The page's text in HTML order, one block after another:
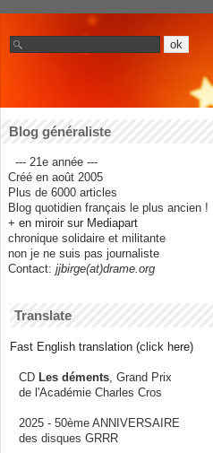
Blog généraliste
--- 21e année ---
Créé en août 2005
Plus de 6000 articles
Blog quotidien français le plus ancien !
+ en miroir sur Mediapart
chronique solidaire et militante
non je ne suis pas journaliste
Contact: jjbirge(at)drame.org
Translate
Fast English translation (click here)
CD Les déments , Grand Prix
de l'Académie Charles Cros
2025 - 50ème ANNIVERSAIRE
des disques GRRR